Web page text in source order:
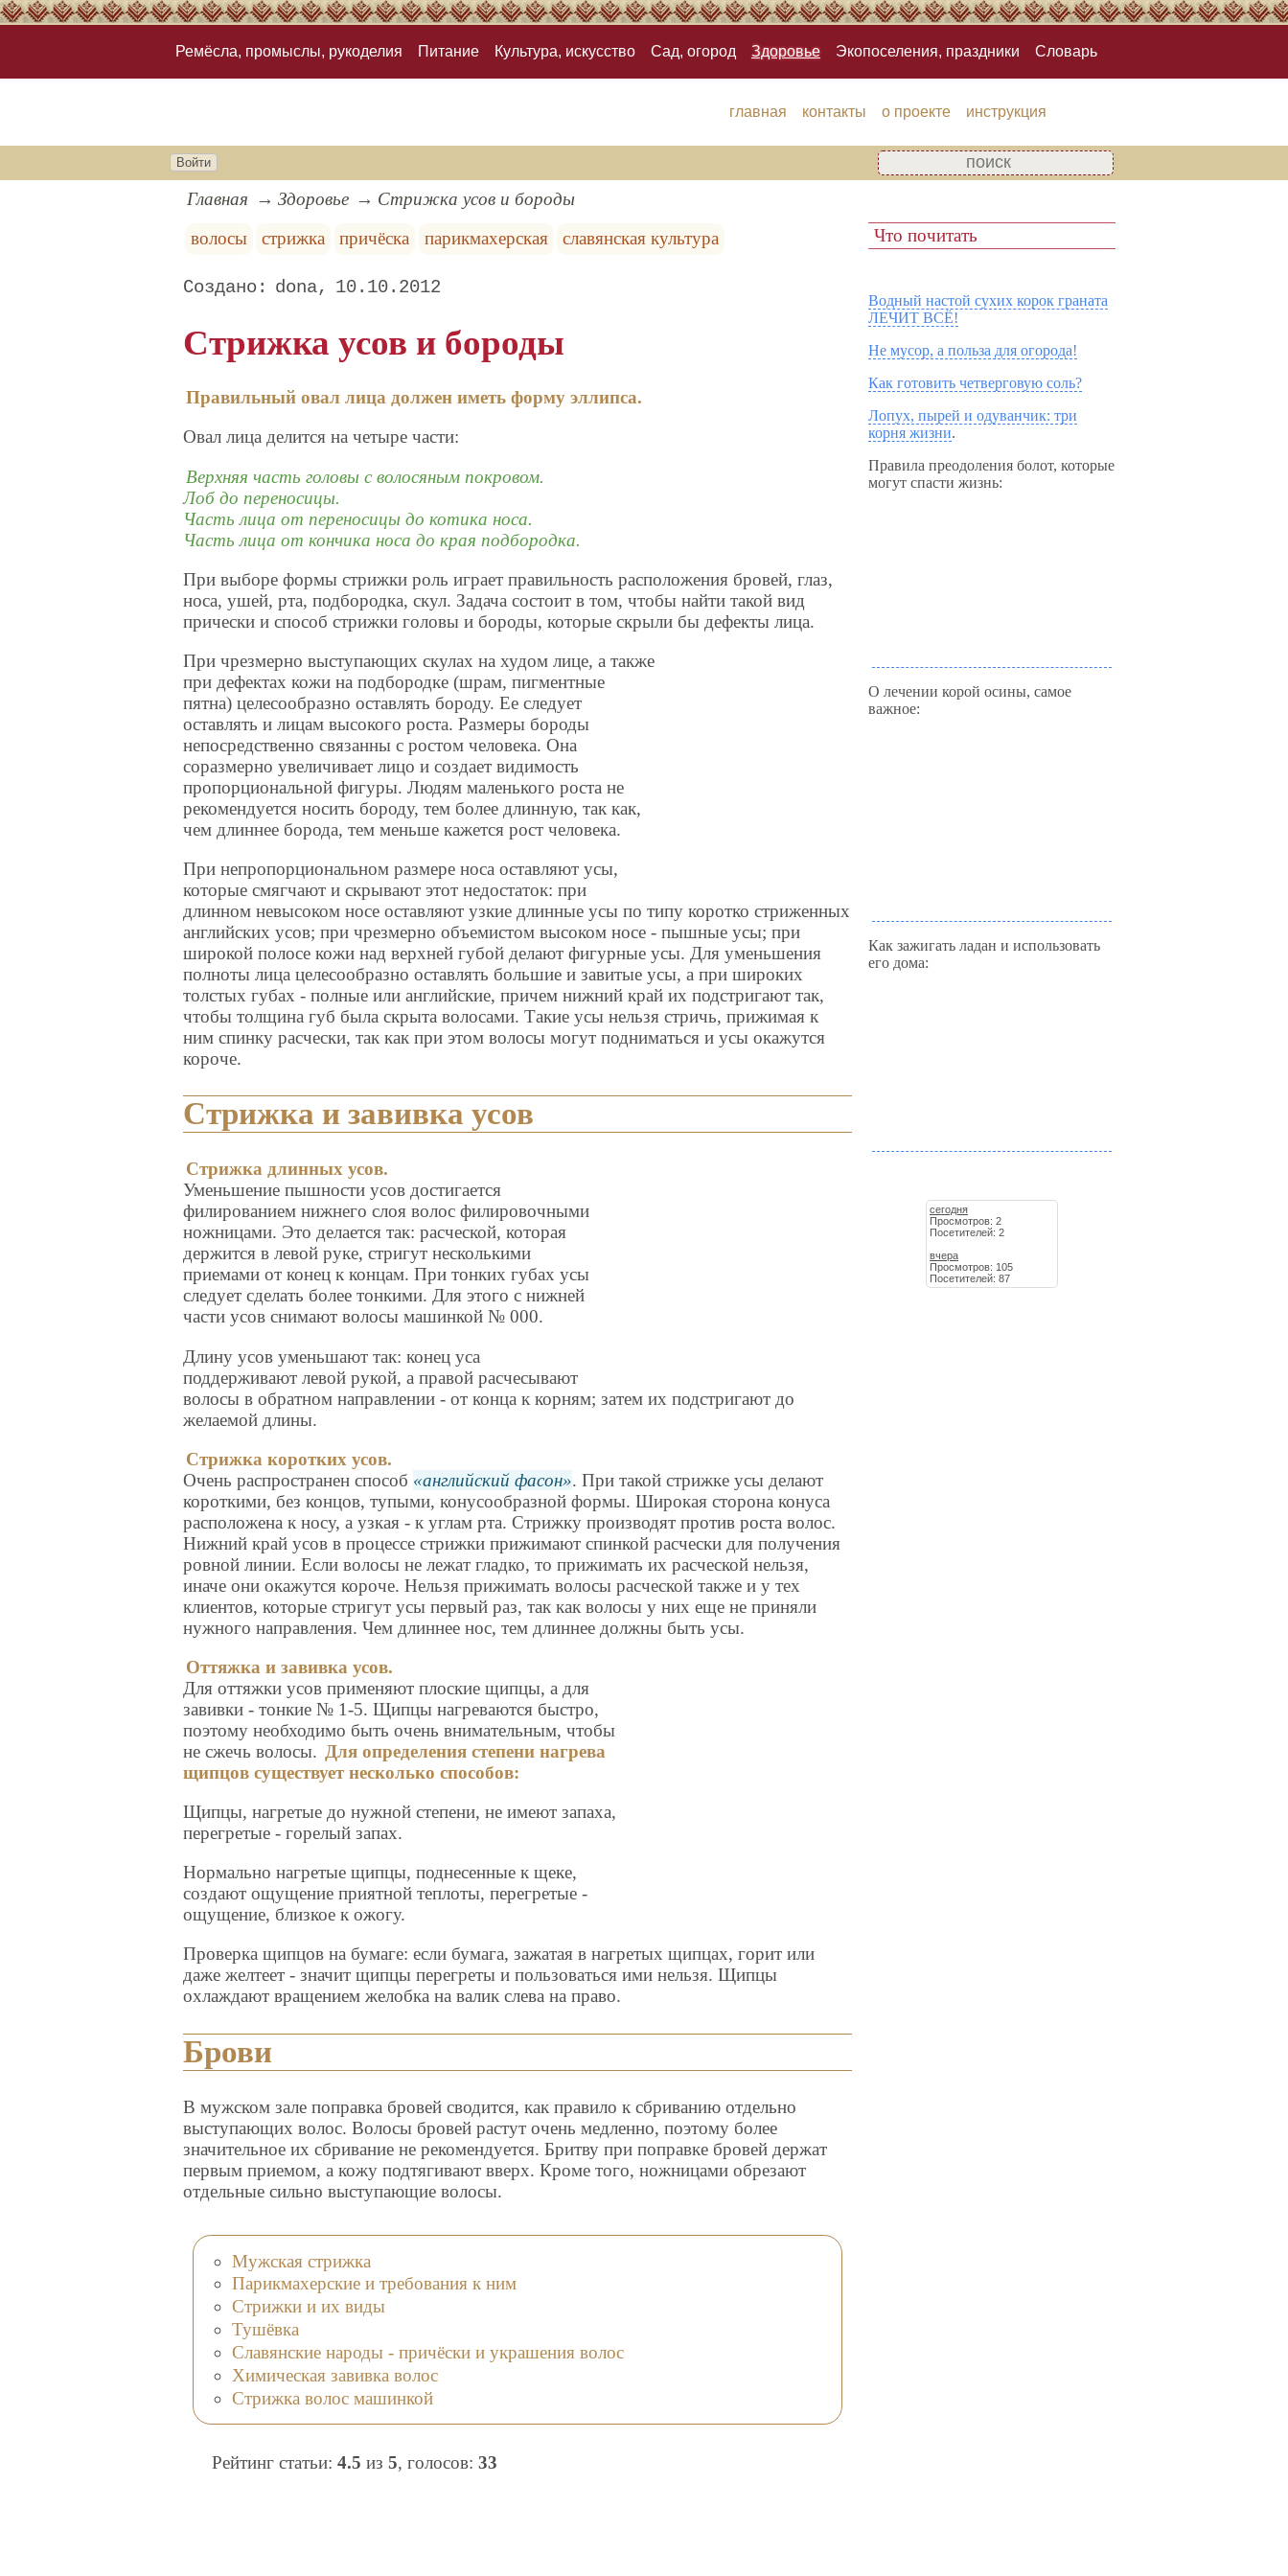
Ремёсла, промыслы, рукоделия Питание Культура, искусство Сад, огород Здоровье Экопоселения, праздники Словарь
главная контакты о проекте инструкция
Войти
Главная Здоровье
Стрижка усов и бороды
волосы
стрижка причёска парикмахерская славянская культура
dona 10.10.2012
Стрижка усов и бороды
Правильный овал лица должен иметь форму эллипса.
Овал лица делится на четыре части:
Верхняя часть головы с волосяным покровом.
Лоб до переносицы.
Часть лица от переносицы до котика носа.
Часть лица от кончика носа до края подбородка.
При выборе формы стрижки роль играет правильность расположения бровей, глаз,
носа, ушей, рта, подбородка, скул. Задача состоит в том, чтобы найти такой вид
прически и способ стрижки головы и бороды, которые скрыли бы дефекты лица.
При чрезмерно выступающих скулах на худом лице, а также
при дефектах кожи на подбородке (шрам, пигментные
пятна) целесообразно оставлять бороду. Ее следует
оставлять и лицам высокого роста. Размеры бороды
непосредственно связанны с ростом человека. Она
соразмерно увеличивает лицо и создает видимость
пропорциональной фигуры. Людям маленького роста не
рекомендуется носить бороду, тем более длинную, так как,
чем длиннее борода, тем меньше кажется рост человека.
При непропорциональном размере носа оставляют усы,
которые смягчают и скрывают этот недостаток: при
длинном невысоком носе оставляют узкие длинные усы по типу коротко стриженных
английских усов; при чрезмерно объемистом высоком носе - пышные усы; при
широкой полосе кожи над верхней губой делают фигурные усы. Для уменьшения
полноты лица целесообразно оставлять большие и завитые усы, а при широких
толстых губах - полные или английские, причем нижний край их подстригают так,
чтобы толщина губ была скрыта волосами. Такие усы нельзя стричь, прижимая к
ним спинку расчески, так как при этом волосы могут подниматься и усы окажутся
короче.
Стрижка и завивка усов
Стрижка длинных усов.
Уменьшение пышности усов достигается
филированием нижнего слоя волос филировочными
ножницами. Это делается так: расческой, которая
держится в левой руке, стригут несколькими
приемами от конец к концам. При тонких губах усы
следует сделать более тонкими. Для этого с нижней
части усов снимают волосы машинкой № 000.
Длину усов уменьшают так: конец уса
поддерживают левой рукой, а правой расчесывают
волосы в обратном направлении - от конца к корням; затем их подстригают до
желаемой длины.
Стрижка коротких усов.
Очень распространен способ
английский фасон . При такой стрижке усы делают
короткими, без концов, тупыми, конусообразной формы. Широкая сторона конуса
расположена к носу, а узкая - к углам рта. Стрижку производят против роста волос.
Нижний край усов в процессе стрижки прижимают спинкой расчески для получения
ровной линии. Если волосы не лежат гладко, то прижимать их расческой нельзя,
иначе они окажутся короче. Нельзя прижимать волосы расческой также и у тех
клиентов, которые стригут усы первый раз, так как волосы у них еще не приняли
нужного направления. Чем длиннее нос, тем длиннее должны быть усы.
Оттяжка и завивка усов.
Для оттяжки усов применяют плоские щипцы, а для
завивки - тонкие № 1-5. Щипцы нагреваются быстро,
поэтому необходимо быть очень внимательным, чтобы
не сжечь волосы. Для определения степени нагрева
щипцов существует несколько способов:
Щипцы, нагретые до нужной степени, не имеют запаха,
перегретые - горелый запах.
Нормально нагретые щипцы, поднесенные к щеке,
создают ощущение приятной теплоты, перегретые -
ощущение, близкое к ожогу.
Проверка щипцов на бумаге: если бумага, зажатая в нагретых щипцах, горит или
даже желтеет - значит щипцы перегреты и пользоваться ими нельзя. Щипцы
охлаждают вращением желобка на валик слева на право.
Брови
В мужском зале поправка бровей сводится, как правило к сбриванию отдельно
выступающих волос. Волосы бровей растут очень медленно, поэтому более
значительное их сбривание не рекомендуется. Бритву при поправке бровей держат
первым приемом, а кожу подтягивают вверх. Кроме того, ножницами обрезают
отдельные сильно выступающие волосы.
Мужская стрижка
Парикмахерские и требования к ним
Стрижки и их виды
Тушёвка
Славянские народы - причёски и украшения волос
Химическая завивка волос
Стрижка волос машинкой
Рейтинг статьи: 4.5 из 5, голосов: 33
Что почитать
Водный настой сухих корок граната
ЛЕЧИТ ВСЁ!
Не мусор, а польза для огорода!
Как готовить четверговую соль?
Лопух, пырей и одуванчик: три
корня жизни.
Правила преодоления болот, которые
могут спасти жизнь:
О лечении корой осины, самое
важное:
Как зажигать ладан и использовать
его дома:
сегодня
Просмотров: 2
Посетителей: 2
вчера
Просмотров: 105
Посетителей: 87